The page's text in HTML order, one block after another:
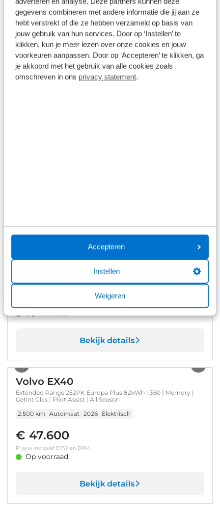
gegevens combineren met andere informatie die jij aan ze
hebt verstrekt of die ze hebben verzameld op basis van
jouw gebruik van hun services. Door op ‘Instellen’ te
klikken, kun je meer lezen over onze cookies en jouw
voorkeuren aanpassen. Door op ‘Accepteren’ te klikken, ga
je akkoord met het gebruik van alle cookies zoals
omschreven in ons privacy statement.
Accepteren
Instellen
Weigeren
rijklaarmaakkosten.
Op voorraad
Bekijk details
1 /19
Volvo EX40
Volvo EX40
Extended Range 252PK Plus Europa 82 kWh | All seasonbanden
| Apple Carplay/Android Auto|telefoonintegratie premium |
€ 51.900
Prijs is inclusief BTW, BPM, leges, verwijderingsbijdrage en
Op voorraad
Bekijk details
Volvo EX40
Extended Range 252PK Europa Plus 82kWh | 360 | Memory |
Getint Glas | Pilot Assist | All Season
2.500 km Automaat 2026 Elektrisch
€ 47.600
Prijs is inclusief BTW en BPM.
Op voorraad
Bekijk details